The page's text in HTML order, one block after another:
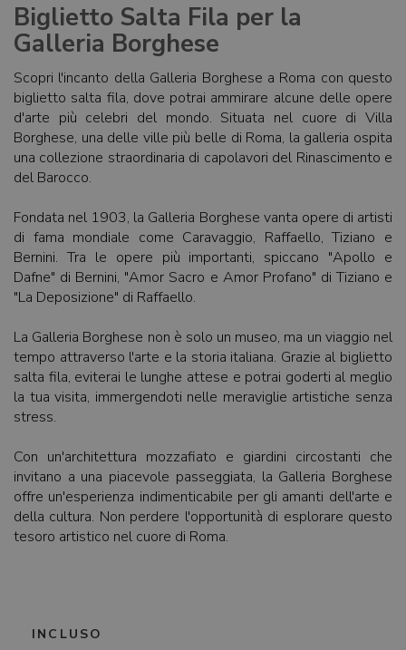
Biglietto Salta Fila per la
Galleria Borghese
Scopri l'incanto della Galleria Borghese a Roma con questo
biglietto salta fila, dove potrai ammirare alcune delle opere
d'arte più celebri del mondo. Situata nel cuore di Villa
Borghese, una delle ville più belle di Roma, la galleria ospita
una collezione straordinaria di capolavori del Rinascimento e
del Barocco.
Fondata nel 1903, la Galleria Borghese vanta opere di artisti
di fama mondiale come Caravaggio, Raffaello, Tiziano e
Bernini. Tra le opere più importanti, spiccano "Apollo e
Dafne" di Bernini, "Amor Sacro e Amor Profano" di Tiziano e
"La Deposizione" di Raffaello.
La Galleria Borghese non è solo un museo, ma un viaggio nel
tempo attraverso l'arte e la storia italiana. Grazie al biglietto
salta fila, eviterai le lunghe attese e potrai goderti al meglio
la tua visita, immergendoti nelle meraviglie artistiche senza
stress.
Con un'architettura mozzafiato e giardini circostanti che
invitano a una piacevole passeggiata, la Galleria Borghese
offre un'esperienza indimenticabile per gli amanti dell'arte e
della cultura. Non perdere l'opportunità di esplorare questo
tesoro artistico nel cuore di Roma.
INCLUSO